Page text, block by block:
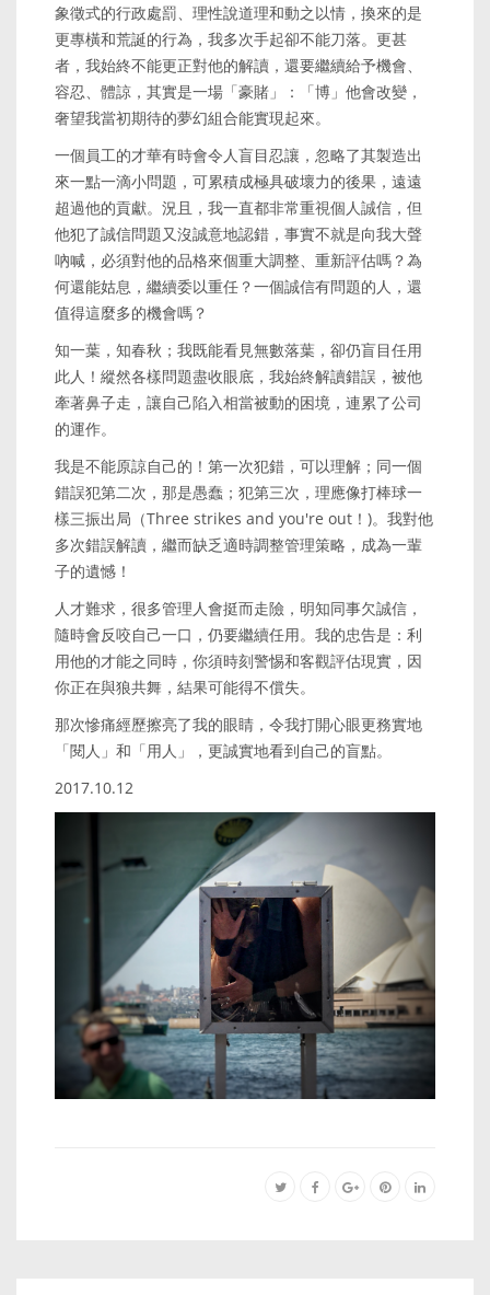
象徵式的行政處罰、理性說道理和動之以情，換來的是
更專橫和荒誕的行為，我多次手起卻不能刀落。更甚
者，我始終不能更正對他的解讀，還要繼續給予機會、
容忍、體諒，其實是一場「豪賭」：「博」他會改變，
奢望我當初期待的夢幻組合能實現起來。
一個員工的才華有時會令人盲目忍讓，忽略了其製造出
來一點一滴小問題，可累積成極具破壞力的後果，遠遠
超過他的貢獻。況且，我一直都非常重視個人誠信，但
他犯了誠信問題又沒誠意地認錯，事實不就是向我大聲
吶喊，必須對他的品格來個重大調整、重新評估嗎？為
何還能姑息，繼續委以重任？一個誠信有問題的人，還
值得這麼多的機會嗎？
知一葉，知春秋；我既能看見無數落葉，卻仍盲目任用
此人！縱然各樣問題盡收眼底，我始終解讀錯誤，被他
牽著鼻子走，讓自己陷入相當被動的困境，連累了公司
的運作。
我是不能原諒自己的！第一次犯錯，可以理解；同一個
錯誤犯第二次，那是愚蠢；犯第三次，理應像打棒球一
樣三振出局（Three strikes and you're out！)。我對他
多次錯誤解讀，繼而缺乏適時調整管理策略，成為一輩
子的遺憾！
人才難求，很多管理人會挺而走險，明知同事欠誠信，
隨時會反咬自己一口，仍要繼續任用。我的忠告是：利
用他的才能之同時，你須時刻警惕和客觀評估現實，因
你正在與狼共舞，結果可能得不償失。
那次慘痛經歷擦亮了我的眼睛，令我打開心眼更務實地
「閱人」和「用人」，更誠實地看到自己的盲點。
2017.10.12